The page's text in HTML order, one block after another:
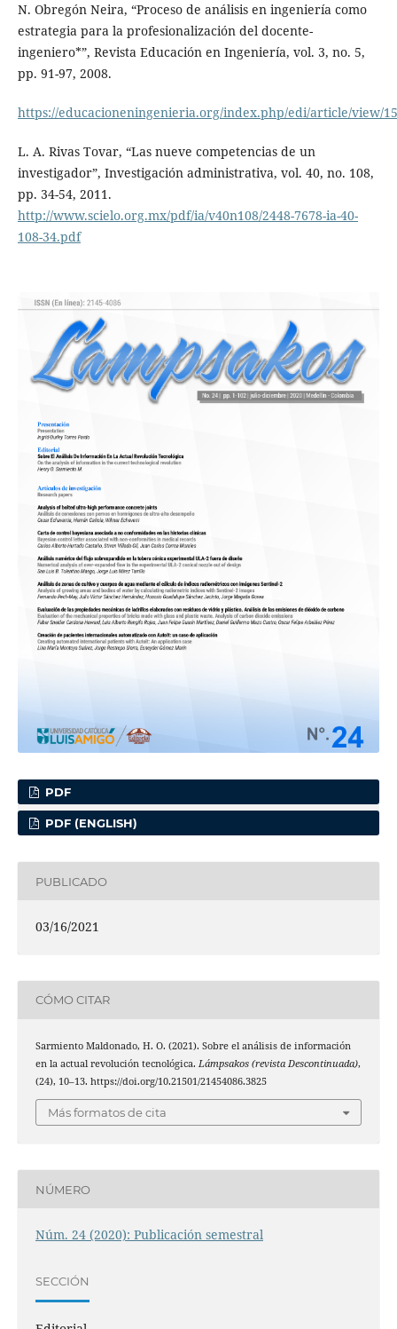
N. Obregón Neira, “Proceso de análisis en ingeniería como
estrategia para la profesionalización del docente-
ingeniero*”, Revista Educación en Ingeniería, vol. 3, no. 5,
pp. 91-97, 2008.
https://educacioneningenieria.org/index.php/edi/article/view/
L. A. Rivas Tovar, “Las nueve competencias de un
investigador”, Investigación administrativa, vol. 40, no. 108,
pp. 34-54, 2011.
http://www.scielo.org.mx/pdf/ia/v40n108/2448-7678-ia-40-
108-34.pdf
PDF
PDF (ENGLISH)
PUBLICADO
03/16/2021
CÓMO CITAR
Sarmiento Maldonado, H. O. (2021). Sobre el análisis de información
en la actual revolución tecnológica. Lámpsakos (revista Descontinuada),
(24), 10–13. https://doi.org/10.21501/21454086.3825
Más formatos de cita
NÚMERO
Núm. 24 (2020): Publicación semestral
SECCIÓN